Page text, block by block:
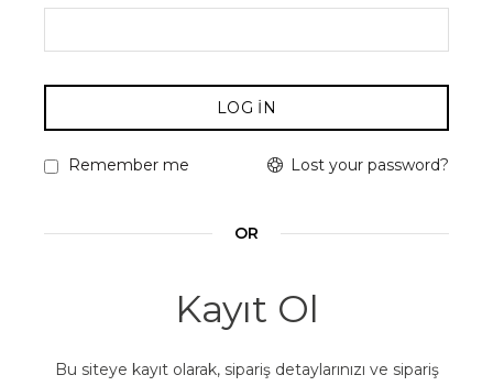
LOG IN
Lost your password?
Remember me
OR
Kayıt Ol
Bu siteye kayıt olarak, sipariş detaylarınızı ve sipariş